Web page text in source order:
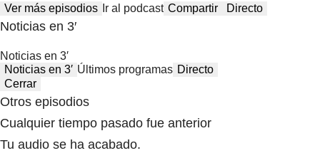
Ver más episodios Ir al podcast Compartir Directo
Noticias en 3′
Noticias en 3′
Noticias en 3′ Últimos programas Directo
Cerrar
Otros episodios
Cualquier tiempo pasado fue anterior
Tu audio se ha acabado.